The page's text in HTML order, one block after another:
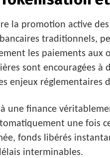
la promotion active des
traditionnels,
les paiements aux
sont encouragées à
enjeux réglementaires
une finance
une fois
fonds libérés
interminables.